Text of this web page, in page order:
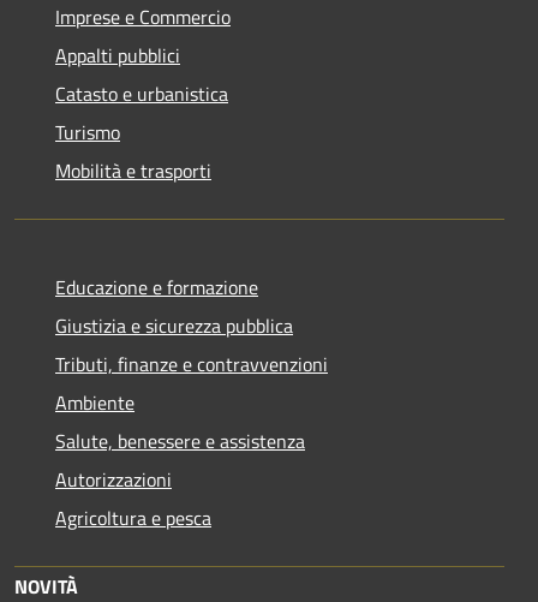
Imprese e Commercio
Appalti pubblici
Catasto e urbanistica
Turismo
Mobilità e trasporti
Educazione e formazione
Giustizia e sicurezza pubblica
Tributi, finanze e contravvenzioni
Ambiente
Salute, benessere e assistenza
Autorizzazioni
Agricoltura e pesca
NOVITÀ